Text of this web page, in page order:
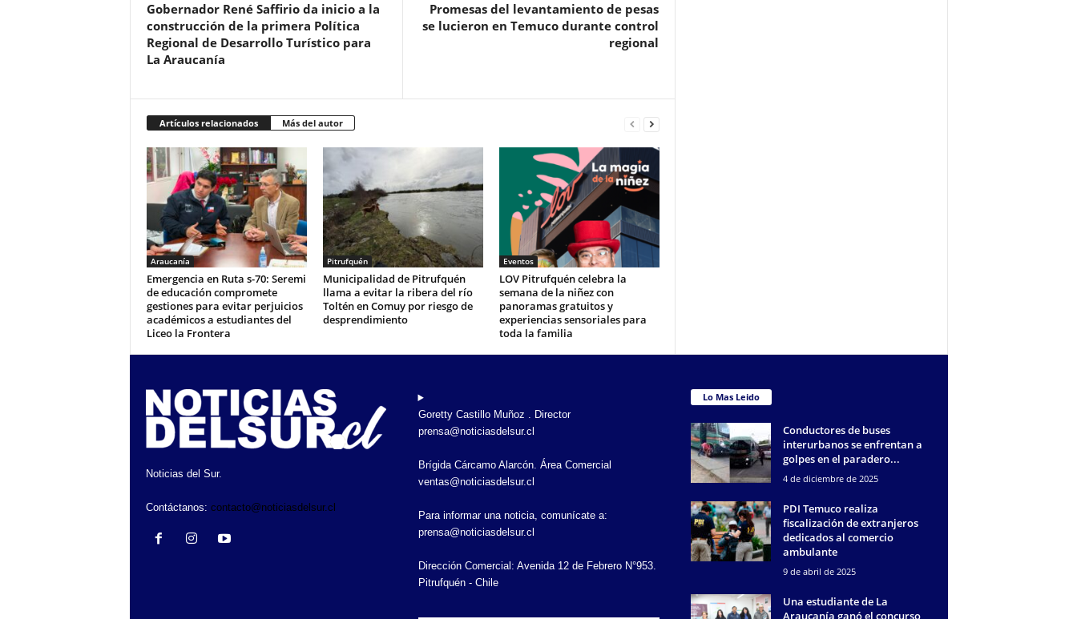
Gobernador René Saffirio da inicio a la
construcción de la primera Política
Regional de Desarrollo Turístico para
La Araucanía
Promesas del levantamiento de pesas
se lucieron en Temuco durante control
regional
Artículos relacionados Más del autor
Araucanía
Emergencia en Ruta s-70: Seremi
de educación compromete
gestiones para evitar perjuicios
académicos a estudiantes del
Liceo la Frontera
Pitrufquén
Municipalidad de Pitrufquén
llama a evitar la ribera del río
Toltén en Comuy por riesgo de
desprendimiento
Eventos
LOV Pitrufquén celebra la
semana de la niñez con
panoramas gratuitos y
experiencias sensoriales para
toda la familia
Noticias del Sur.
Contáctanos: contacto@noticiasdelsur.cl
Goretty Castillo Muñoz . Director
prensa@noticiasdelsur.cl
Brígida Cárcamo Alarcón. Área Comercial
ventas@noticiasdelsur.cl
Para informar una noticia, comunícate a:
prensa@noticiasdelsur.cl
Dirección Comercial: Avenida 12 de Febrero N°953.
Pitrufquén - Chile
Lo Mas Leido
Conductores de buses
interurbanos se enfrentan a
golpes en el paradero...
4 de diciembre de 2025
PDI Temuco realiza
fiscalización de extranjeros
dedicados al comercio
ambulante
9 de abril de 2025
Una estudiante de La
Araucanía ganó el concurso